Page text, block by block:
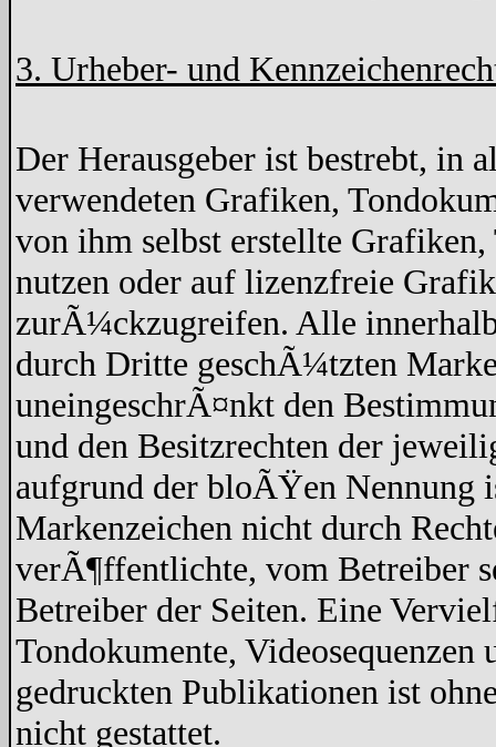
3. Urheber- und
Der Herausgeber ist bestrebt, in
verwendeten Grafiken,
von ihm selbst erstellte Grafiken,
nutzen oder auf lizenzfreie
zurÃ¼ckzugreifen. Alle
durch Dritte geschÃ¼tzten
uneingeschrÃ¤nkt den
und den Besitzrechten der
aufgrund der bloÃŸen Nennung
Markenzeichen nicht durch
verÃ¶ffentlichte, vom Betreiber
Betreiber der Seiten. Eine
Tondokumente, Videosequenzen
gedruckten Publikationen ist
nicht gestattet.